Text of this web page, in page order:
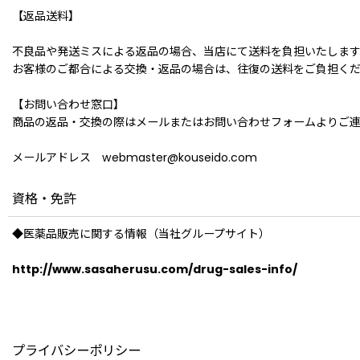
【返品送料】
不良品や発送ミスによる返品の場合、当店にて送料を負担いたします
お客様のご都合による交換・返品の場合は、往復の送料をご負担くだ
【お問い合わせ窓口】
商品の返品・交換の際はメールまたはお問い合わせフォームよりご連
メールアドレス webmaster@kouseido.com
資格・免許
◆医薬品販売に関する情報（当社グループサイト）
http://www.sasaherusu.com/drug-sales-info/
プライバシーポリシー